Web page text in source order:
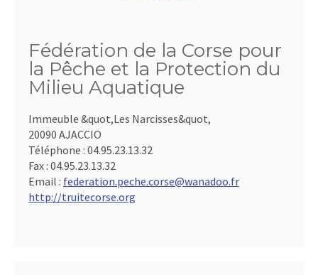
Fédération de la Corse pour
la Pêche et la Protection du
Milieu Aquatique
Immeuble &quot,Les Narcisses&quot,
20090 AJACCIO
Téléphone : 04.95.23.13.32
Fax : 04.95.23.13.32
Email : federation.peche.corse@wanadoo.fr
http://truitecorse.org